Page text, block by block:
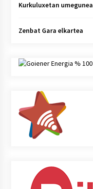
Kurkuluxetan umegunea
Zenbat Gara elkartea